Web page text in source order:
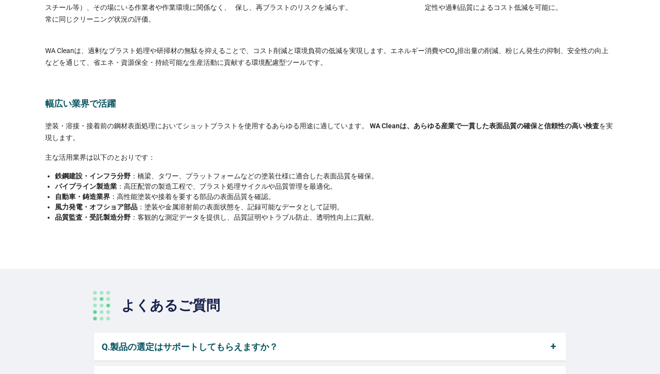
スチール等）、その場にいる作業者や作業環境に関係なく、
常に同じクリーニング状況の評価。
保し、再ブラストのリスクを減らす。
定性や過剰品質によるコスト低減を可能に。
WA Cleanは、過剰なブラスト処理や研掃材の無駄を抑えることで、コスト削減と環境負荷の低減を実現します。エネルギー消費やCO₂排出量の削減、粉じん発生の抑制、安全性の向上
などを通じて、省エネ・資源保全・持続可能な生産活動に貢献する環境配慮型ツールです。
幅広い業界で活躍
塗装・溶接・接着前の鋼材表面処理においてショットブラストを使用するあらゆる用途に適しています。 WA Cleanは、あらゆる産業で一貫した表面品質の確保と信頼性の高い検査を実
現します。
主な活用業界は以下のとおりです：
鉄鋼建設・インフラ分野 ：橋梁、タワー、プラットフォームなどの塗装仕様に適合した表面品質を確保。
パイプライン製造業 ：高圧配管の製造工程で、ブラスト処理サイクルや品質管理を最適化。
自動車・鋳造業界 ：高性能塗装や接着を要する部品の表面品質を確認。
風力発電・オフショア部品 ：塗装や金属溶射前の表面状態を、記録可能なデータとして証明。
品質監査・受託製造分野 ：客観的な測定データを提供し、品質証明やトラブル防止、透明性向上に貢献。
よくあるご質問
Q.製品の選定はサポートしてもらえますか？